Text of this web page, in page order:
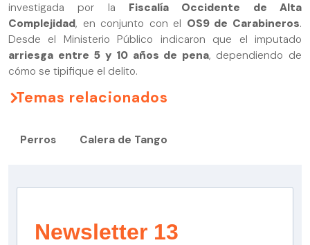
investigada por la Fiscalía Occidente de Alta
Complejidad, en conjunto con el OS9 de Carabineros.
Desde el Ministerio Público indicaron que el imputado
arriesga entre 5 y 10 años de pena, dependiendo de
cómo se tipifique el delito.
Temas relacionados
Perros Calera de Tango
Newsletter 13